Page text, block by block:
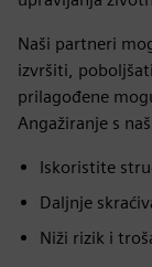
Naši partneri
izvršiti,
prilagođene
Angažiranje s
Iskoristite
Daljnje
Niži rizik i